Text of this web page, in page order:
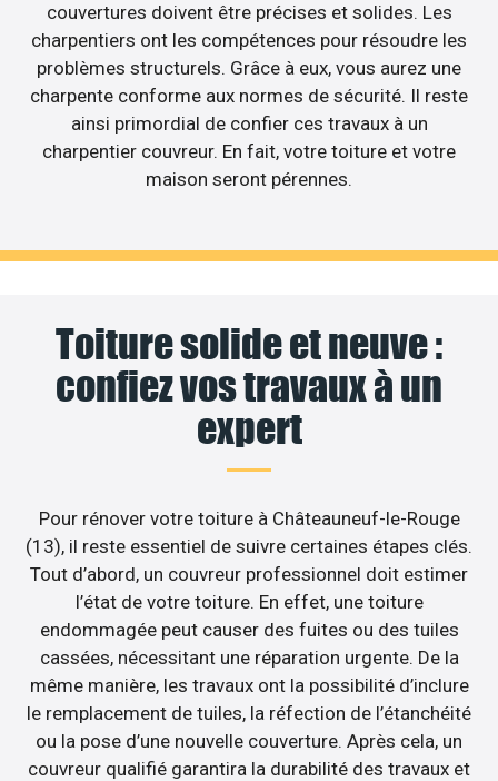
couvertures doivent être précises et solides. Les
charpentiers ont les compétences pour résoudre les
problèmes structurels. Grâce à eux, vous aurez une
charpente conforme aux normes de sécurité. Il reste
ainsi primordial de confier ces travaux à un
charpentier couvreur. En fait, votre toiture et votre
maison seront pérennes.
Toiture solide et neuve :
confiez vos travaux à un
expert
Pour rénover votre toiture à Châteauneuf-le-Rouge
(13), il reste essentiel de suivre certaines étapes clés.
Tout d’abord, un couvreur professionnel doit estimer
l’état de votre toiture. En effet, une toiture
endommagée peut causer des fuites ou des tuiles
cassées, nécessitant une réparation urgente. De la
même manière, les travaux ont la possibilité d’inclure
le remplacement de tuiles, la réfection de l’étanchéité
ou la pose d’une nouvelle couverture. Après cela, un
couvreur qualifié garantira la durabilité des travaux et